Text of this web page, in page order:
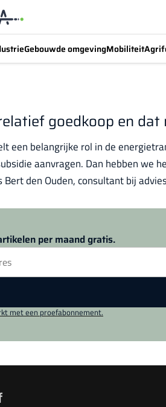
Gebouwde omgevingMobiliteit
goedkoop en
een belangrijke rol in de
aanvragen. Dan hebben we
Bert den Ouden, consultant bij
per maand gratis.
met een proefabonnement.